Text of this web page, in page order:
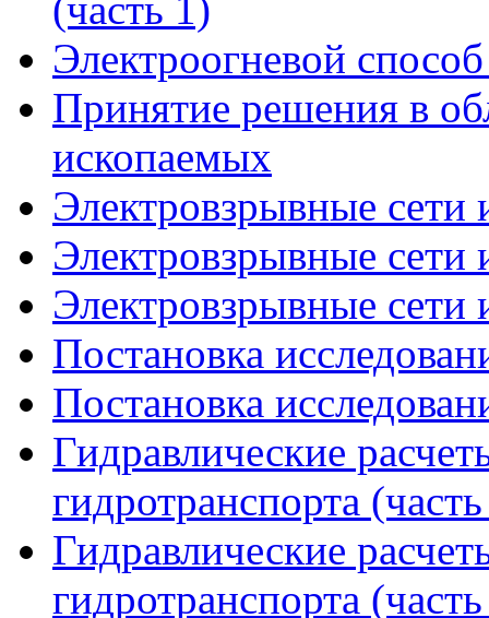
Электроогневой
Принятие решения в
ископаемых
Электровзрывные сети
Электровзрывные сети
Электровзрывные сети
Постановка
Постановка
Гидравлические
гидротранспорта
Гидравлические
гидротранспорта